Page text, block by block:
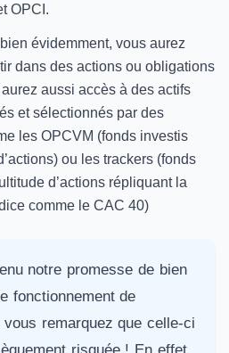
OPCI.
bien évidemment, vous aurez
dans des actions ou obligations
aussi accès à des actifs
et sélectionnés par des
les OPCVM (fonds investis
ou les trackers (fonds
d’actions répliquant la
comme le CAC 40)
notre promesse de bien
fonctionnement de
vous remarquez que celle-ci